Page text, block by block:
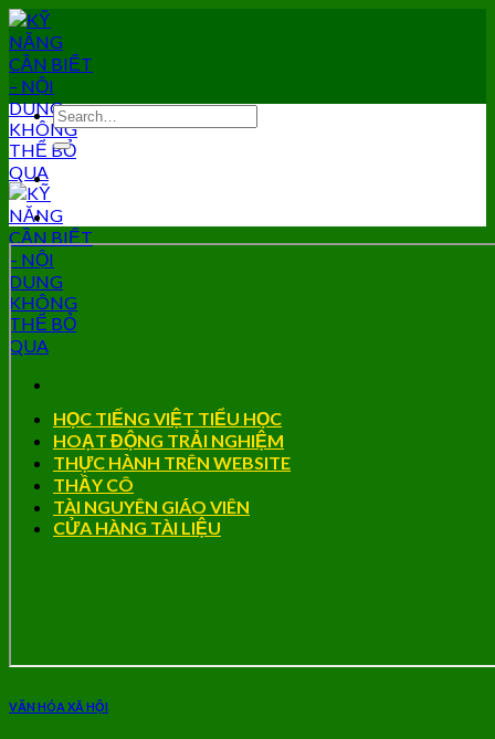
Skip
to
content
HỌC TIẾNG VIỆT TIỂU HỌC
HOẠT ĐỘNG TRẢI NGHIỆM
THỰC HÀNH TRÊN WEBSITE
THẦY CÔ
TÀI NGUYÊN GIÁO VIÊN
CỬA HÀNG TÀI LIỆU
VĂN HÓA XÃ HỘI